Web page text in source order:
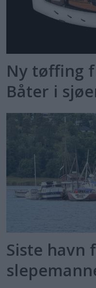
Ny tøffing
Båter i
Siste havn